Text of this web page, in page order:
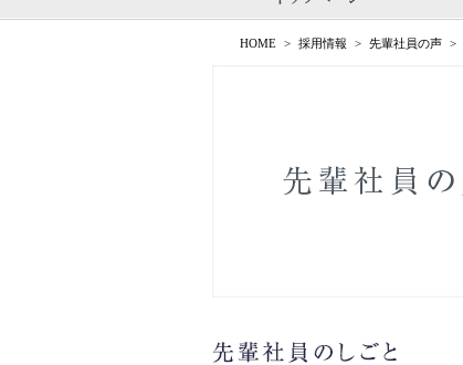
HOME 採用情報 先輩社員の声